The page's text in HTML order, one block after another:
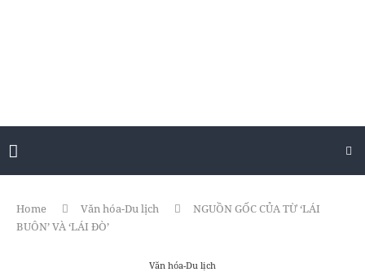
Home Văn hóa-Du lịch
NGUỒN GỐC CỦA TỪ ‘LÁI
BUÔN’ VÀ ‘LÁI ĐÒ’
Văn hóa-Du lịch